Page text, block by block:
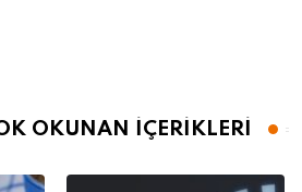
OKUNAN İÇERİKLERİ